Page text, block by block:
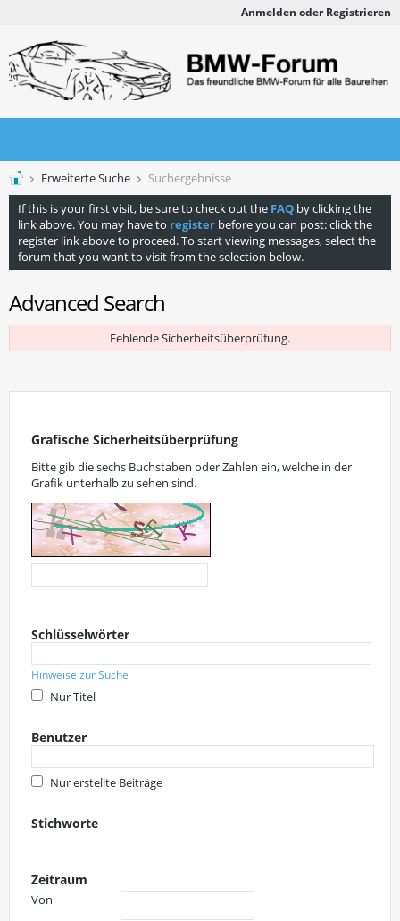
Anmelden oder Registrieren
Erweiterte Suche
Suchergebnisse
If this is your first visit, be sure to check out the FAQ by clicking the
link above. You may have to register before you can post: click the
register link above to proceed. To start viewing messages, select the
forum that you want to visit from the selection below.
Advanced Search
Fehlende Sicherheitsüberprüfung.
Grafische Sicherheitsüberprüfung
Bitte gib die sechs Buchstaben oder Zahlen ein, welche in der
Grafik unterhalb zu sehen sind.
Schlüsselwörter
Hinweise zur Suche
Nur Titel
Benutzer
Nur erstellte Beiträge
Stichworte
Zeitraum
Von